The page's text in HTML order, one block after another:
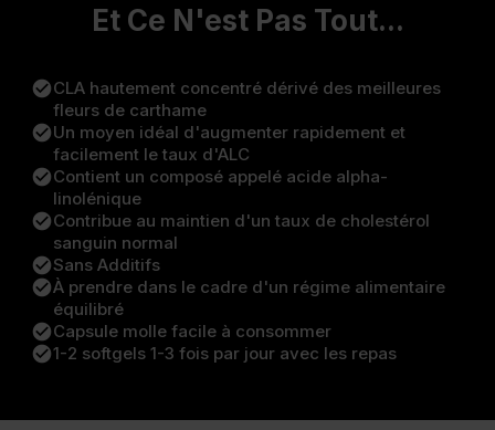
Et Ce N'est Pas Tout...
check_circleCLA hautement concentré dérivé des meilleures
fleurs de carthame
check_circleUn moyen idéal d'augmenter rapidement et
facilement le taux d'ALC
check_circleContient un composé appelé acide alpha-
linolénique
check_circleContribue au maintien d'un taux de cholestérol
sanguin normal
check_circleSans Additifs
check_circleÀ prendre dans le cadre d'un régime alimentaire
équilibré
check_circleCapsule molle facile à consommer
check_circle1-2 softgels 1-3 fois par jour avec les repas